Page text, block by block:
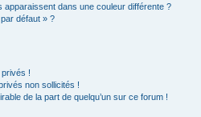
apparaissent dans une couleur différente ?
par défaut » ?
!
non sollicités !
de la part de quelqu’un sur ce forum !